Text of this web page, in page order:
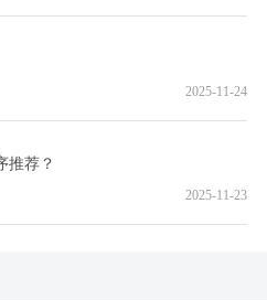
2025-11-24
推荐？
2025-11-23